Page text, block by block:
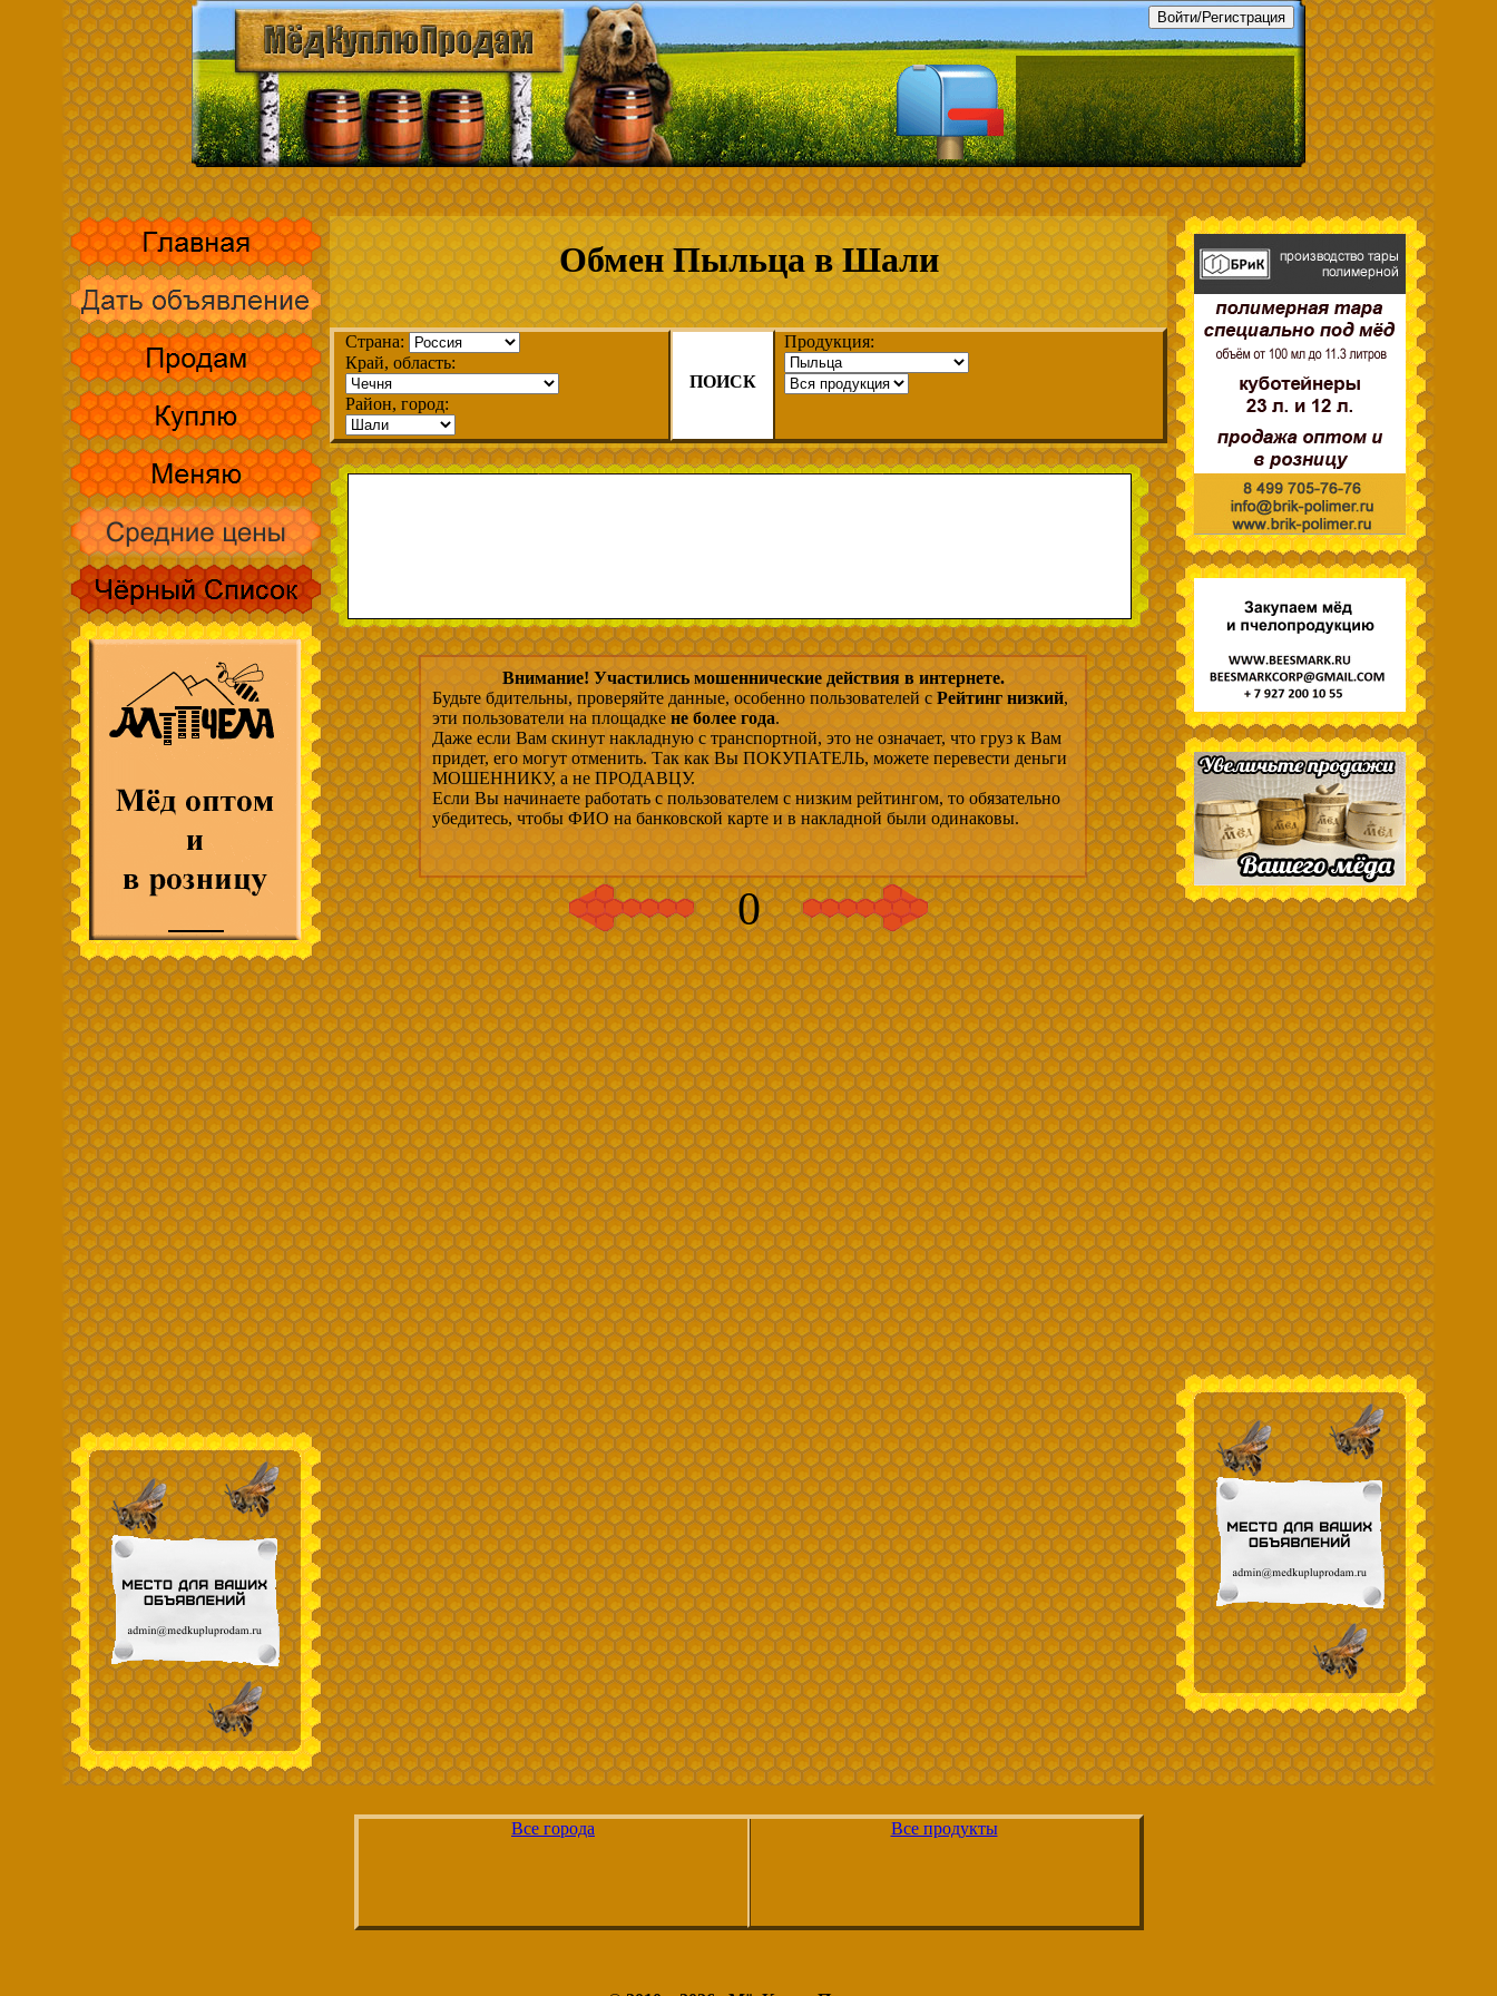
Обмен Пыльца в Шали
Страна:
Край, область:
Район, город:
Продукция:
ПОИСК
Внимание! Участились мошеннические действия в интернете.
Будьте бдительны, проверяйте данные, особенно пользователей с Рейтинг низкий,
эти пользователи на площадке не более года.
Даже если Вам скинут накладную с транспортной, это не означает, что груз к Вам
придет, его могут отменить. Так как Вы ПОКУПАТЕЛЬ, можете перевести деньги
МОШЕННИКУ, а не ПРОДАВЦУ.
Если Вы начинаете работать с пользователем с низким рейтингом, то обязательно
убедитесь, чтобы ФИО на банковской карте и в накладной были одинаковы.
0
Все города Все продукты